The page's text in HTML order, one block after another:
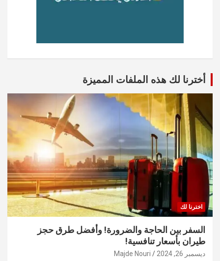
أخترنا لك هذه الملفات المميزة
اخترنا لك
السفر بين الحاجة والضرورة! وأفضل طرق حجز
طيران بأسعار تنافسية!
ديسمبر 26, 2024 Majde Nouri